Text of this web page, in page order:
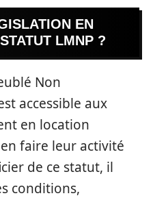
EN
LMNP ?
Non
accessible aux
en location
faire leur activité
de ce statut, il
conditions,